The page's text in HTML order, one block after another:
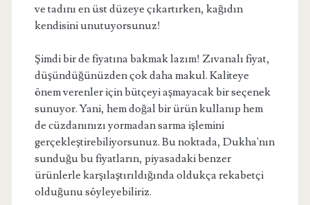
ve tadını en üst düzeye çıkartırken, kağıdın
kendisini unutuyorsunuz!
Şimdi bir de fiyatına bakmak lazım! Zıvanalı fiyat,
düşündüğünüzden çok daha makul. Kaliteye
önem verenler için bütçeyi aşmayacak bir seçenek
sunuyor. Yani, hem doğal bir ürün kullanıp hem
de cüzdanınızı yormadan sarma işlemini
gerçekleştirebiliyorsunuz. Bu noktada, Dukha'nın
sunduğu bu fiyatların, piyasadaki benzer
ürünlerle karşılaştırıldığında oldukça rekabetçi
olduğunu söyleyebiliriz.